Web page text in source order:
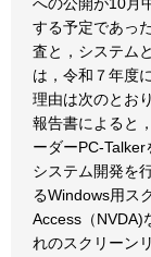
する予定であっ
査と，システム
は，令和７年度
理由は次のとお
報告書によると
ーダーPC-
システム開発を
るWindows用ス
Access（NVDA)
れのスクリーン